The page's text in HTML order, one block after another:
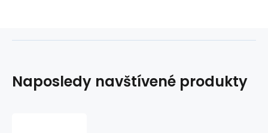
Naposledy navštívené produkty